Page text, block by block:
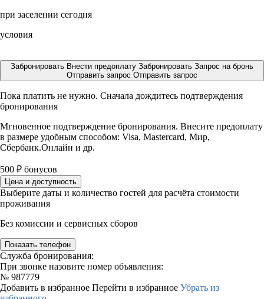
при заселении сегодня
условия
Забронировать Внести предоплату Забронировать Запрос на бронь
Отправить запрос Отправить запрос
Пока платить не нужно. Сначала дождитесь подтверждения
бронирования
Мгновенное подтверждение бронирования. Внесите предоплату
в размере удобным способом: Visa, Mastercard, Мир,
Сбербанк.Онлайн и др.
500 ₽ бонусов
Цена и доступность
Выберите даты и количество гостей для расчёта стоимости
проживания
Без комиссии и сервисных сборов
Показать телефон
Служба бронирования:
При звонке назовите номер объявления:
№ 987779
Добавить в избранное Перейти в избранное Убрать из